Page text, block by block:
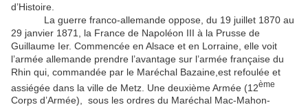
d’Histoire.
La guerre franco-allemande oppose, du 19 juillet 1870 au
29 janvier 1871, la France de Napoléon III à la Prusse de
Guillaume Ier. Commencée en Alsace et en Lorraine, elle voit
l’armée allemande prendre l’avantage sur l’armée française du
Rhin qui, commandée par le Maréchal Bazaine,est refoulée et
assiégée dans la ville de Metz. Une deuxième Armée (12ème
Corps d’Armée), sous les ordres du Maréchal Mac-Mahon-